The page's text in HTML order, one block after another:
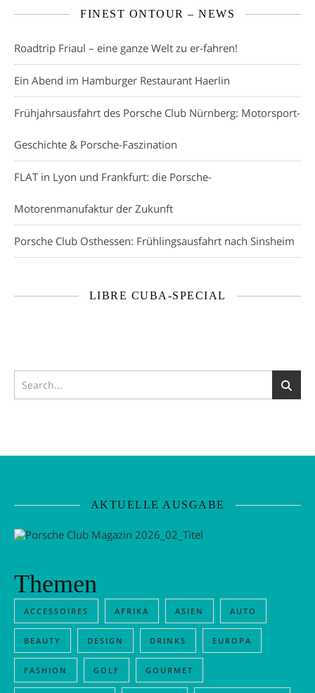
FINEST ONTOUR – NEWS
Roadtrip Friaul – eine ganze Welt zu er-fahren!
Ein Abend im Hamburger Restaurant Haerlin
Frühjahrsausfahrt des Porsche Club Nürnberg: Motorsport-
Geschichte & Porsche-Faszination
FLAT in Lyon und Frankfurt: die Porsche-
Motorenmanufaktur der Zukunft
Porsche Club Osthessen: Frühlingsausfahrt nach Sinsheim
LIBRE CUBA-SPECIAL
AKTUELLE AUSGABE
Themen
ACCESSOIRES AFRIKA ASIEN AUTO
BEAUTY DESIGN DRINKS EUROPA
FASHION GOLF GOURMET